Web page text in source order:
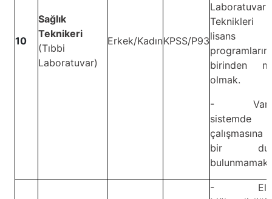
10
Sağlık
Teknikeri
(Tıbbi
Laboratuvar)
Erkek/KadınKPSS/P93
Laboratuvar
lisans
birinden
olmak.
-
sistemde
çalışmasına
bir
bulunmamak.
-